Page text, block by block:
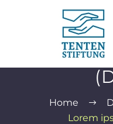
Lorem
Home
Lorem